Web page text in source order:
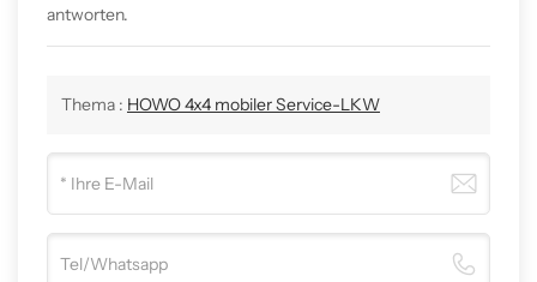
antworten.
Thema : HOWO 4x4 mobiler Service-LKW